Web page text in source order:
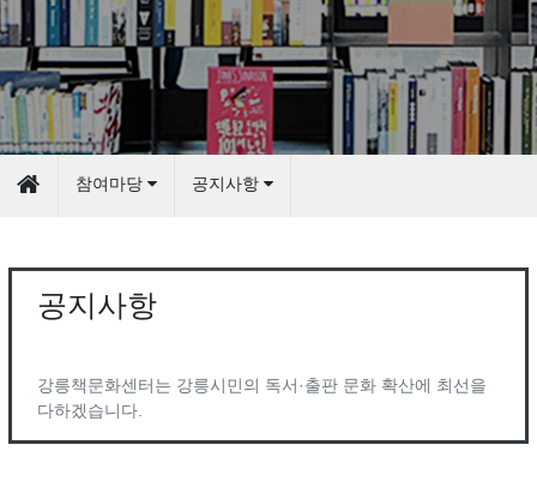
참여마당 공지사항
공지사항
강릉책문화센터는 강릉시민의 독서·출판 문화 확산에 최선을
다하겠습니다.